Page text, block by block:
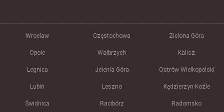
Wrocław Częstochowa Zielona Góra
Opole Wałbrzych Kalisz
Legnica Jelenia Góra Ostrów Wielkopolski
Lubin Leszno Kędzierzyn-Koźle
Świdnica Racibórz Radomsko